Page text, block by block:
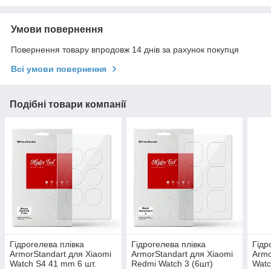
Умови повернення
Повернення товару впродовж 14 днів за рахунок покупця
Всі умови повернення
Подібні товари компанії
Гідрогелева плівка
ArmorStandart для Xiaomi
Watch S4 41 mm 6 шт.
Гідрогелева плівка
ArmorStandart для Xiaomi
Redmi Watch 3 (6шт)